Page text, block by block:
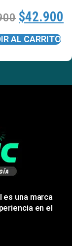
$42.900
AL CARRITO
es una marca
en el